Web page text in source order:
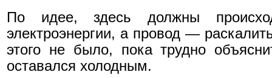
По идее, здесь должны
электроэнергии, а провод —
этого не было, пока трудно
оставался холодным.